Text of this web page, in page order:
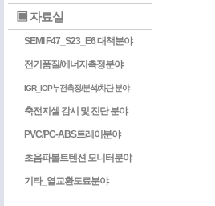
▣ 자료실
SEMI F47_S23_E6 대책분야
전기품질/에너지측정분야
IGR_IOP누전측정/분석/차단 분야
축전지셀 감시 및 진단 분야
PVC/PC-ABS트레이분야
초음파볼트텐션 모니터분야
기타_열교환도료분야